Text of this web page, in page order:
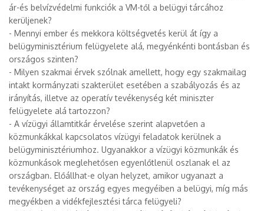
ár-és belvízvédelmi funkciók a VM-től a belügyi tárcához
kerüljenek?
- Mennyi ember és mekkora költségvetés kerül át így a
belügyminisztérium felügyelete alá, megyénkénti bontásban és
országos szinten?
- Milyen szakmai érvek szólnak amellett, hogy egy szakmailag
intakt kormányzati szakterület esetében a szabályozás és az
irányítás, illetve az operatív tevékenység két miniszter
felügyelete alá tartozzon?
- A vízügyi államtitkár érvelése szerint alapvetően a
közmunkákkal kapcsolatos vízügyi feladatok kerülnek a
belügyminisztériumhoz. Ugyanakkor a vízügyi közmunkák és
közmunkások meglehetősen egyenlőtlenül oszlanak el az
országban. Előállhat-e olyan helyzet, amikor ugyanazt a
tevékenységet az ország egyes megyéiben a belügyi, míg más
megyékben a vidékfejlesztési tárca felügyeli?